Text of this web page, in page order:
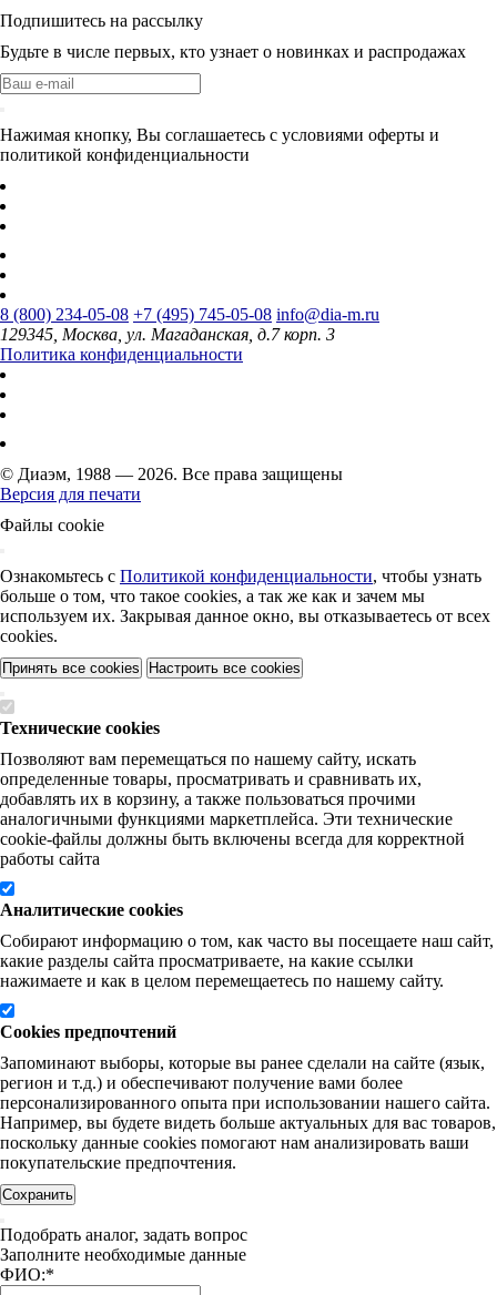
Подпишитесь на рассылку
Будьте в числе первых, кто узнает о новинках и распродажах
Нажимая кнопку, Вы соглашаетесь с условиями оферты и
политикой конфиденциальности
8 (800) 234-05-08 +7 (495) 745-05-08 info@dia-m.ru
129345, Москва, ул. Магаданская, д.7 корп. 3
Политика конфиденциальности
© Диаэм, 1988 — 2026. Все права защищены
Версия для печати
Файлы cookie
Ознакомьтесь с Политикой конфиденциальности, чтобы узнать
больше о том, что такое cookies, а так же как и зачем мы
используем их. Закрывая данное окно, вы отказываетесь от всех
cookies.
Принять все cookies Настроить все cookies
Технические cookies
Позволяют вам перемещаться по нашему сайту, искать
определенные товары, просматривать и сравнивать их,
добавлять их в корзину, а также пользоваться прочими
аналогичными функциями маркетплейса. Эти технические
cookie-файлы должны быть включены всегда для корректной
работы сайта
Аналитические cookies
Собирают информацию о том, как часто вы посещаете наш сайт,
какие разделы сайта просматриваете, на какие ссылки
нажимаете и как в целом перемещаетесь по нашему сайту.
Cookies предпочтений
Запоминают выборы, которые вы ранее сделали на сайте (язык,
регион и т.д.) и обеспечивают получение вами более
персонализированного опыта при использовании нашего сайта.
Например, вы будете видеть больше актуальных для вас товаров,
поскольку данные cookies помогают нам анализировать ваши
покупательские предпочтения.
Сохранить
Подобрать аналог, задать вопрос
Заполните необходимые данные
ФИО:*